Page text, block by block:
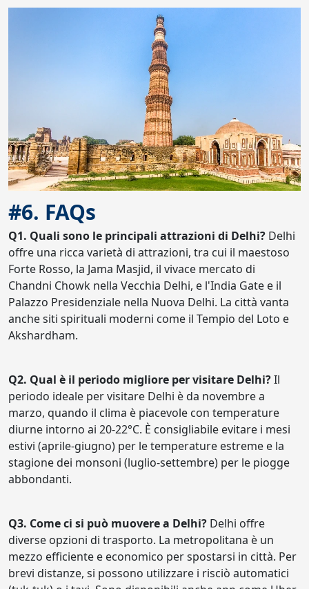
#6. FAQs
Q1. Quali sono le principali attrazioni di Delhi? Delhi
offre una ricca varietà di attrazioni, tra cui il maestoso
Forte Rosso, la Jama Masjid, il vivace mercato di
Chandni Chowk nella Vecchia Delhi, e l'India Gate e il
Palazzo Presidenziale nella Nuova Delhi. La città vanta
anche siti spirituali moderni come il Tempio del Loto e
Akshardham.
Q2. Qual è il periodo migliore per visitare Delhi?Il
periodo ideale per visitare Delhi è da novembre a
marzo, quando il clima è piacevole con temperature
diurne intorno ai 20-22°C. È consigliabile evitare i mesi
estivi (aprile-giugno) per le temperature estreme e la
stagione dei monsoni (luglio-settembre) per le piogge
abbondanti.
Q3. Come ci si può muovere a Delhi? Delhi offre
diverse opzioni di trasporto. La metropolitana è un
mezzo efficiente e economico per spostarsi in città. Per
brevi distanze, si possono utilizzare i risciò automatici